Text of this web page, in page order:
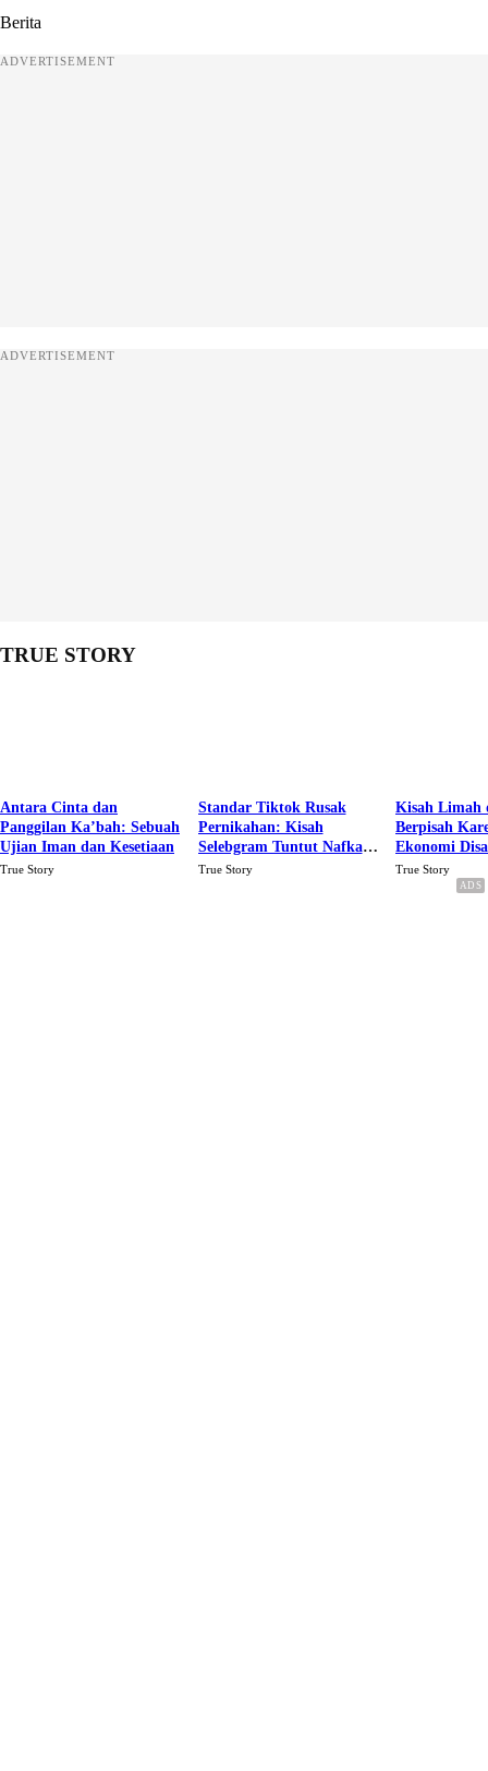
Berita
ADVERTISEMENT
ADVERTISEMENT
TRUE STORY
Antara Cinta dan
Panggilan Ka’bah: Sebuah
Ujian Iman dan Kesetiaan
True Story
Standar Tiktok Rusak
Pernikahan: Kisah
Selebgram Tuntut Nafkah
Rp.15 Juta Perbulan
True Story
Kisah Limah
Berpisah
Ekonomi
Karena Cinta
True Story